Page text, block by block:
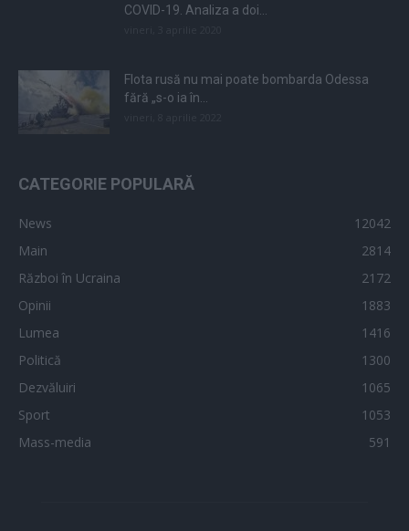
COVID-19. Analiza a doi...
Flota rusă nu mai poate bombarda Odessa
fără „s-o ia în...
CATEGORIE POPULARĂ
News
12042
Main
2814
Război în Ucraina
2172
Opinii
1883
Lumea
1416
Politică
1300
Dezvăluiri
1065
Sport
1053
Mass-media
591